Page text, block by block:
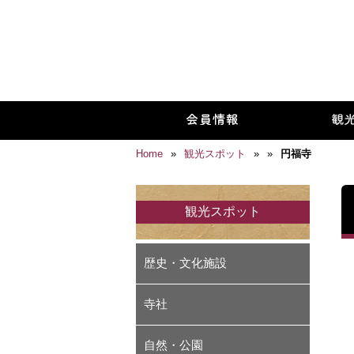
Home » 観光スポット » » 円福寺
観光スポット
歴史・文化施設
寺社
自然・公園